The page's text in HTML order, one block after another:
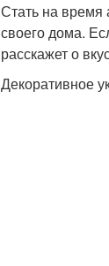
Стать на время
своего дома.
расскажет о
Декоративное